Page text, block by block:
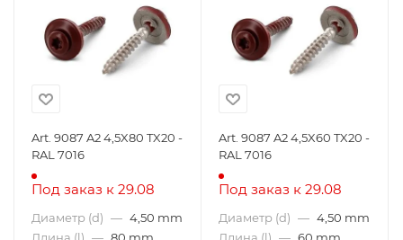
Art. 9087 A2 4,5X80 TX20 -
RAL 7016
Под заказ к 29.08
Диаметр (d) — 4,50 mm
Art. 9087 A2 4,5X60 TX20 -
RAL 7016
Под заказ к 29.08
Диаметр (d) — 4,50 mm